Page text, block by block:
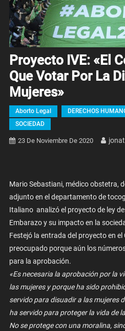
Proyecto IVE: «El
Que Votar Por La
Mujeres»
Aborto Legal DERECHOS
SOCIEDAD
23 De Noviembre De 2020
Mario Sebastiani, médico obstetra,
adjunto en el departamento de
Italiano analizó el proyecto de ley
Embarazo y su impacto en la
Festejó la entrada del proyecto en
preocupado porque aún los
para la aprobación.
«Es necesaria la aprobación por la
las mujeres y porque ha sido
servido para disuadir a las mujeres
ha servido para proteger la vida de
No se protege con una moralina,